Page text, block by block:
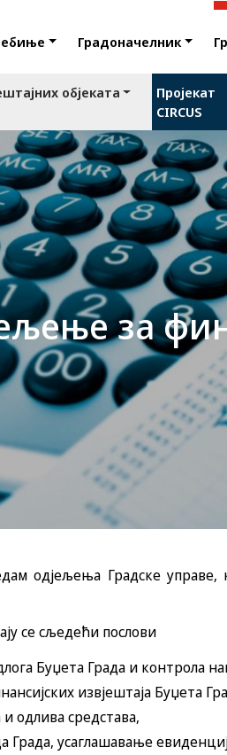
Градоначелник
објеката
Пројекат
CIRCUS
за
одјељења Градске управе,
се сљедећи послови
Буџета Града и контрола
извјештаја Буџета
одлива средстава,
Града, усаглашавање